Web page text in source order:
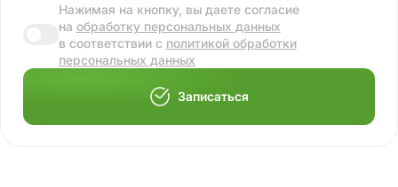
Нажимая на кнопку, вы даете согласие
на обработку персональных данных
в соответствии с политикой обработки
персональных данных
Записаться